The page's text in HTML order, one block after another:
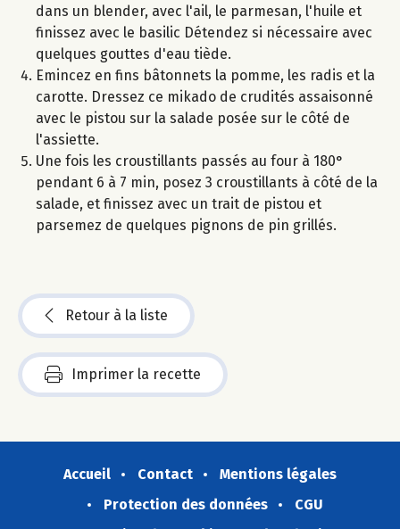
dans un blender, avec l'ail, le parmesan, l'huile et
finissez avec le basilic Détendez si nécessaire avec
quelques gouttes d'eau tiède.
Emincez en fins bâtonnets la pomme, les radis et la
carotte. Dressez ce mikado de crudités assaisonné
avec le pistou sur la salade posée sur le côté de
l'assiette.
Une fois les croustillants passés au four à 180°
pendant 6 à 7 min, posez 3 croustillants à côté de la
salade, et finissez avec un trait de pistou et
parsemez de quelques pignons de pin grillés.
Retour à la liste
Imprimer la recette
Accueil Contact
Mentions légales
Protection des données
CGU